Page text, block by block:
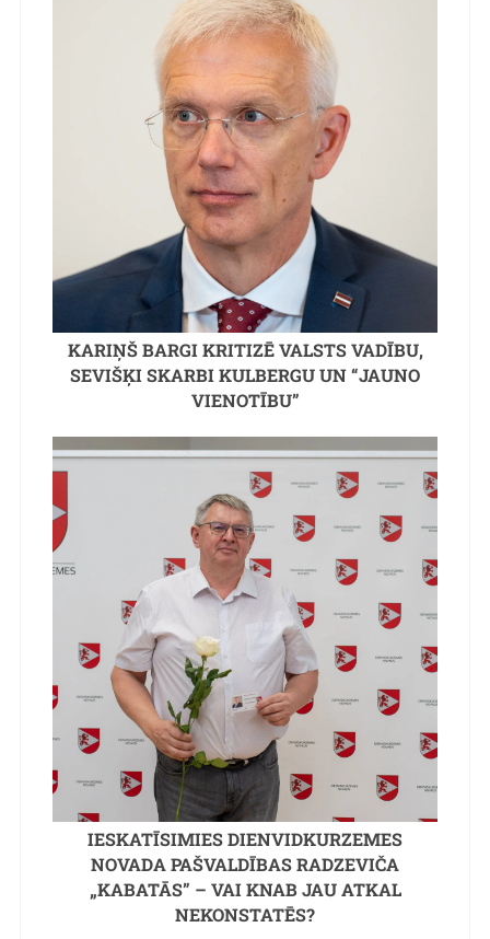
KARIŅŠ BARGI KRITIZĒ VALSTS VADĪBU,
SEVIŠĶI SKARBI KULBERGU UN “JAUNO
VIENOTĪBU”
IESKATĪSIMIES DIENVIDKURZEMES
NOVADA PAŠVALDĪBAS RADZEVIČA
„KABATĀS” – VAI KNAB JAU ATKAL
NEKONSTATĒS?